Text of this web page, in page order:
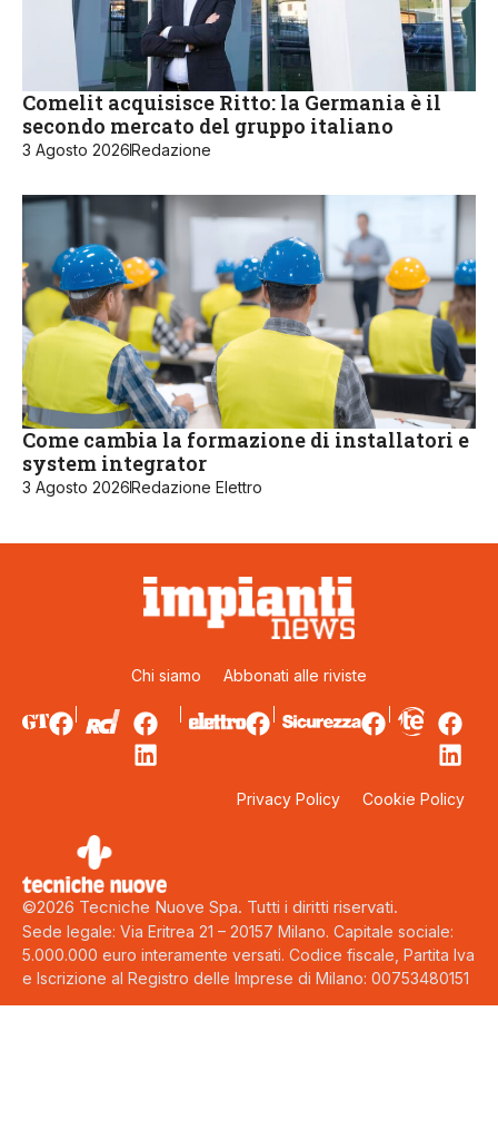
Comelit acquisisce Ritto: la Germania è il
secondo mercato del gruppo italiano
3 Agosto 2026Redazione
Come cambia la formazione di installatori e
system integrator
3 Agosto 2026Redazione Elettro
Chi siamo Abbonati alle riviste
Privacy Policy Cookie Policy
©2026 Tecniche Nuove Spa. Tutti i diritti riservati.
Sede legale: Via Eritrea 21 – 20157 Milano. Capitale sociale:
5.000.000 euro interamente versati. Codice fiscale, Partita Iva
e Iscrizione al Registro delle Imprese di Milano: 00753480151